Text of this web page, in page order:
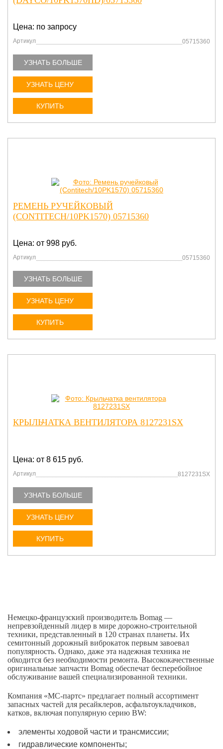
Цена: по запросу
Артикул 05715360
УЗНАТЬ БОЛЬШЕ
УЗНАТЬ ЦЕНУ
КУПИТЬ
РЕМЕНЬ РУЧЕЙКОВЫЙ
(CONTITECH/10PK1570) 05715360
Цена: от 998 руб.
Артикул 05715360
УЗНАТЬ БОЛЬШЕ
УЗНАТЬ ЦЕНУ
КУПИТЬ
КРЫЛЬЧАТКА ВЕНТИЛЯТОРА 8127231SX
Цена: от 8 615 руб.
Артикул 8127231SX
УЗНАТЬ БОЛЬШЕ
УЗНАТЬ ЦЕНУ
КУПИТЬ
Немецко-французский производитель Bomag —
непревзойденный лидер в мире дорожно-строительной
техники, представленный в 120 странах планеты. Их
семитонный дорожный виброкаток первым завоевал
популярность. Однако, даже эта надежная техника не
обходится без необходимости ремонта. Высококачественные
оригинальные запчасти Bomag обеспечат бесперебойное
обслуживание вашей специализированной техники.
Компания «МС-партс» предлагает полный ассортимент
запасных частей для ресайклеров, асфальтоукладчиков,
катков, включая популярную серию BW:
элементы ходовой части и трансмиссии;
гидравлические компоненты;